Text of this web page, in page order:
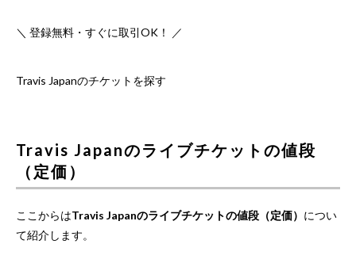
＼ 登録無料・すぐに取引OK！ ／
Travis Japanのチケットを探す
Travis Japanのライブチケットの値段
（定価）
ここからはTravis Japanのライブチケットの値段（定価） につい
て紹介します。